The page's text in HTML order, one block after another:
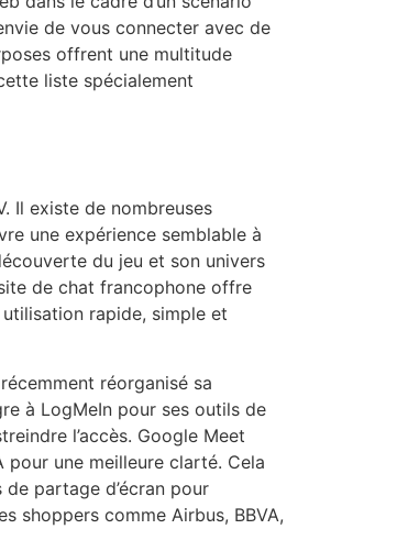
de vous connecter avec de
offrent une multitude
liste spécialement
Il existe de nombreuses
une expérience semblable à
du jeu et son univers
de chat francophone offre
rapide, simple et
réorganisé sa
à LogMeIn pour ses outils de
l’accès. Google Meet
une meilleure clarté. Cela
partage d’écran pour
shoppers comme Airbus, BBVA,